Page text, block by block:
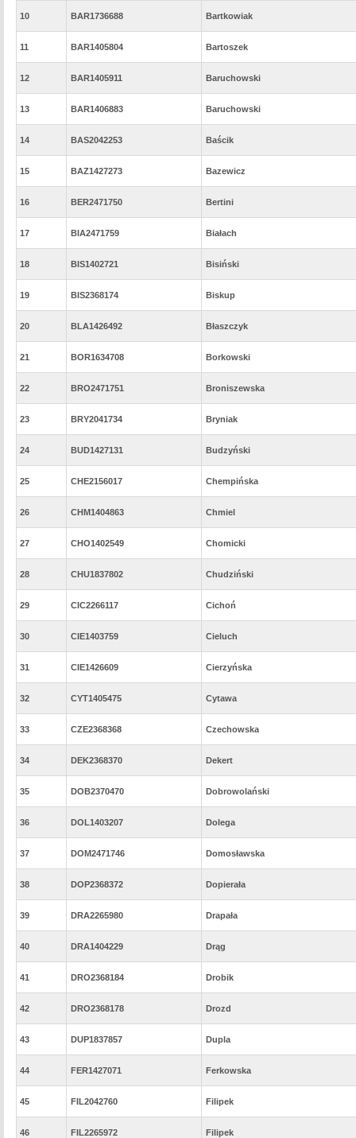
10 BAR1736688 Bartkowiak
11 BAR1405804 Bartoszek
12 BAR1405911 Baruchowski
13 BAR1406883 Baruchowski
14 BAS2042253 Baścik
15 BAZ1427273 Bazewicz
16 BER2471750 Bertini
17 BIA2471759 Białach
18 BIS1402721 Bisiński
19 BIS2368174 Biskup
20 BLA1426492 Błaszczyk
21 BOR1634708 Borkowski
22 BRO2471751 Broniszewska
23 BRY2041734 Bryniak
24 BUD1427131 Budzyński
25 CHE2156017 Chempińska
26 CHM1404863 Chmiel
27 CHO1402549 Chomicki
28 CHU1837802 Chudziński
29 CIC2266117 Cichoń
30 CIE1403759 Cieluch
31 CIE1426609 Cierzyńska
32 CYT1405475 Cytawa
33 CZE2368368 Czechowska
34 DEK2368370 Dekert
35 DOB2370470 Dobrowolański
36 DOL1403207 Dolega
37 DOM2471746 Domosławska
38 DOP2368372 Dopierała
39 DRA2265980 Drapała
40 DRA1404229 Drąg
41 DRO2368184 Drobik
42 DRO2368178 Drozd
43 DUP1837857 Dupla
44 FER1427071 Ferkowska
45 FIL2042760 Filipek
46 FIL2265972 Filipek